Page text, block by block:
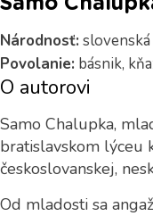
Národnosť: slovenská
Povolanie: básnik,
O autorovi
Samo Chalupka,
bratislavskom lýceu
českoslovanskej,
Od mladosti sa